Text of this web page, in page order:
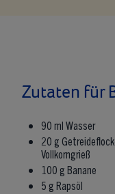
Zutaten für
90 ml Wasser
20 g
Vollkorngrieß
100 g Banane
5 g Rapsöl